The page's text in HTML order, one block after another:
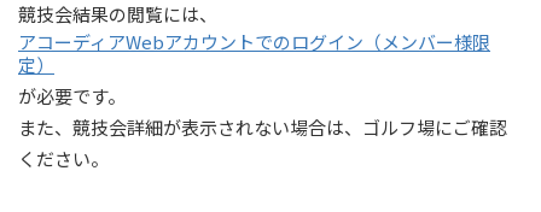
競技会結果の閲覧には、
アコーディアWebアカウントでのログイン（メンバー様限
定）
が必要です。
また、競技会詳細が表示されない場合は、ゴルフ場にご確認
ください。